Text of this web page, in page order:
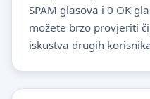
SPAM glasova i 0 OK
možete brzo provjeriti
iskustva drugih